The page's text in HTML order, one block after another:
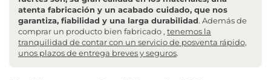
atenta fabricación y un acabado cuidado, que nos
garantiza, fiabilidad y una larga durabilidad. Además de
comprar un producto bien fabricado , tenemos la
tranquilidad de contar con un servicio de posventa rápido,
unos plazos de entrega breves y seguros.